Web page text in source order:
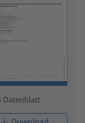
Datenblatt